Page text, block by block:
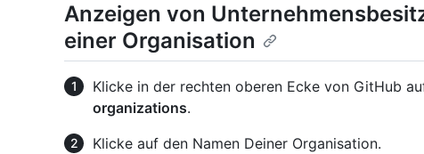
Anzeigen von
einer Organisation
Klicke in der rechten oberen Ecke von GitHub
organizations.
Klicke auf den Namen Deiner Organisation.